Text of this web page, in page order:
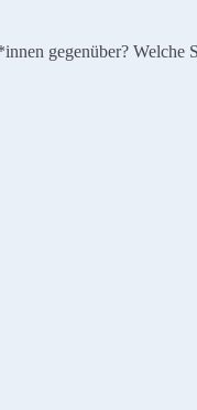
gegenüber? Welche